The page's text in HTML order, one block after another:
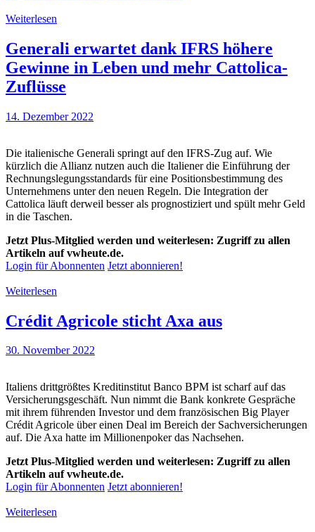
Weiterlesen
Generali erwartet dank IFRS höhere
Gewinne in Leben und mehr Cattolica-
Zuflüsse
14. Dezember 2022
Die italienische Generali springt auf den IFRS-Zug auf. Wie
kürzlich die Allianz nutzen auch die Italiener die Einführung der
Rechnungslegungsstandards für eine Positionsbestimmung des
Unternehmens unter den neuen Regeln. Die Integration der
Cattolica läuft derweil besser als prognostiziert und spült mehr Geld
in die Taschen.
Jetzt Plus-Mitglied werden und weiterlesen: Zugriff zu allen
Artikeln auf vwheute.de.
Login für Abonnenten Jetzt abonnieren!
Weiterlesen
Crédit Agricole sticht Axa aus
30. November 2022
Italiens drittgrößtes Kreditinstitut Banco BPM ist scharf auf das
Versicherungsgeschäft. Nun nimmt die Bank konkrete Gespräche
mit ihrem führenden Investor und dem französischen Big Player
Crédit Agricole über einen Deal im Bereich der Sachversicherungen
auf. Die Axa hatte im Millionenpoker das Nachsehen.
Jetzt Plus-Mitglied werden und weiterlesen: Zugriff zu allen
Artikeln auf vwheute.de.
Login für Abonnenten Jetzt abonnieren!
Weiterlesen